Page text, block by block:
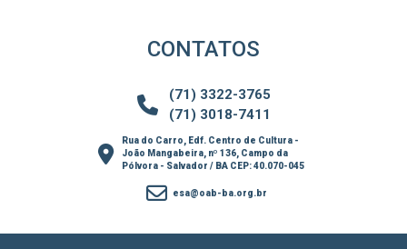
CONTATOS
(71) 3322-3765
(71) 3018-7411
Rua do Carro, Edf. Centro de Cultura -
João Mangabeira, nº 136, Campo da
Pólvora - Salvador / BA CEP: 40.070-045
esa@oab-ba.org.br